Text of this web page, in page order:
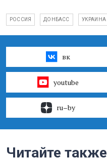
РОССИЯ ДОНБАСС УКРАИНА
вк
youtube
ru–by
Читайте также